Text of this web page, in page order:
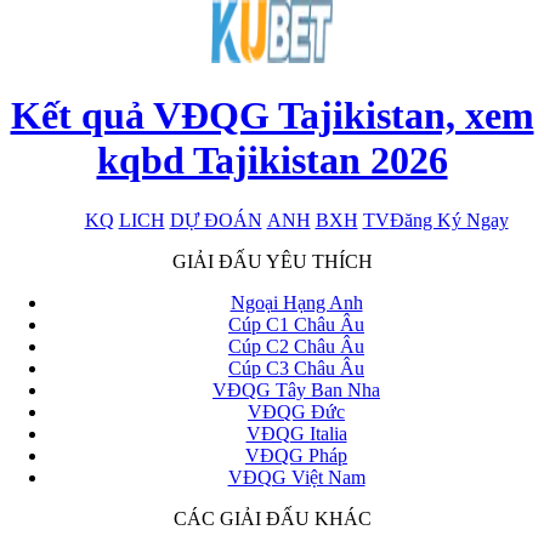
Kết quả VĐQG Tajikistan, xem
kqbd Tajikistan 2026
KQ LICH DỰ ĐOÁN ANH BXH TVĐăng Ký Ngay
x
GIẢI ĐẤU YÊU THÍCH
Ngoại Hạng Anh
Cúp C1 Châu Âu
Cúp C2 Châu Âu
Cúp C3 Châu Âu
VĐQG Tây Ban Nha
VĐQG Đức
VĐQG Italia
VĐQG Pháp
VĐQG Việt Nam
CÁC GIẢI ĐẤU KHÁC